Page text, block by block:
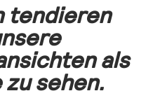
tendieren
als
sehen.